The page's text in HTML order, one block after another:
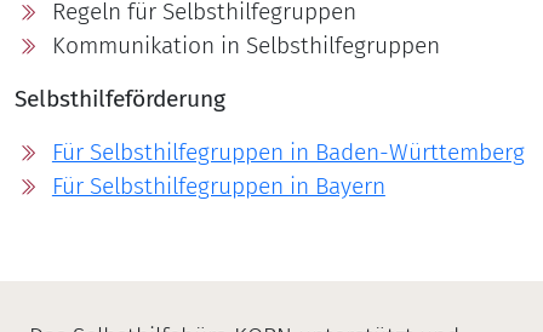
Regeln für Selbsthilfegruppen
Kommunikation in Selbsthilfegruppen
Selbsthilfeförderung
Für Selbsthilfegruppen in Baden-Württemberg
Für Selbsthilfegruppen in Bayern